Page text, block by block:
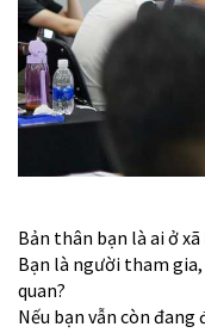
Bản thân bạn là ai ở
Bạn là người tham
quan?
Nếu bạn vẫn còn